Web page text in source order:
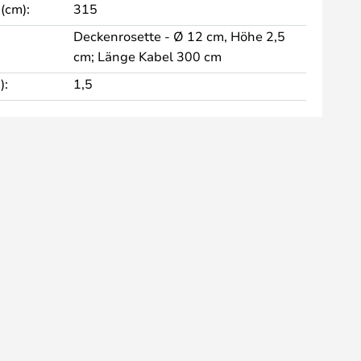
315
Deckenrosette - Ø 12 cm, Höhe 2,5
cm; Länge Kabel 300 cm
1,5